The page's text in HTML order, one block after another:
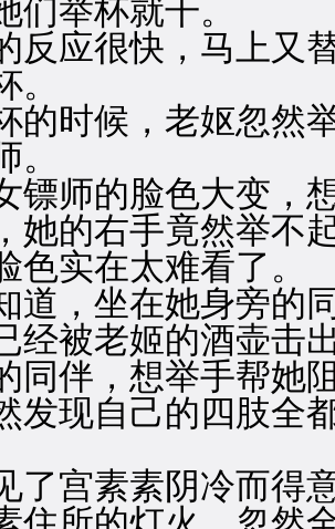
们举杯就干。
应很快，马上又
时候，老妪忽然举
师的脸色大变，想
她的右手竟然举不
实在太难看了。
，坐在她身旁的同
经被老姬的酒壶击
伴，想举手帮她阻
现自己的四肢全都
宫素素阴冷而得